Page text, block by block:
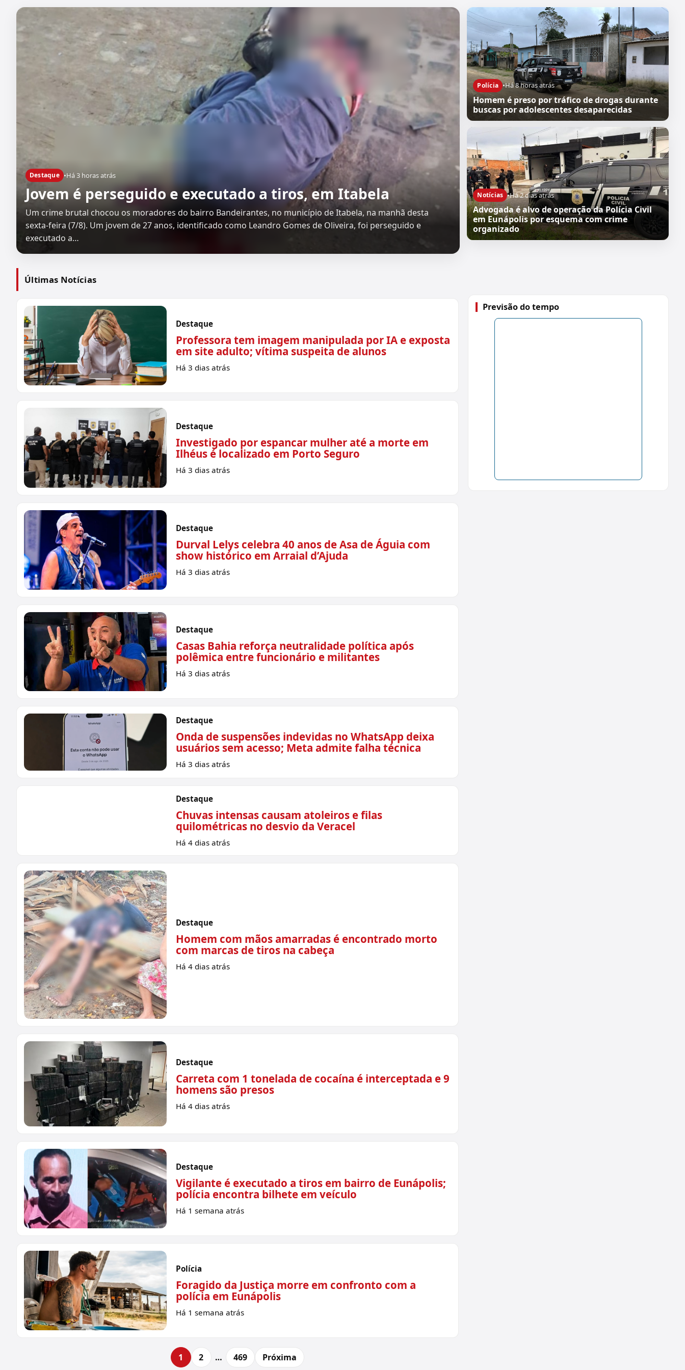
Destaque •Há 3 horas atrás
Jovem é perseguido e executado a tiros, em Itabela
Um crime brutal chocou os moradores do bairro Bandeirantes, no município de Itabela, na manhã desta
sexta-feira (7/8). Um jovem de 27 anos, identificado como Leandro Gomes de Oliveira, foi perseguido e
executado a…
Polícia •Há 8 horas atrás
Homem é preso por tráfico de drogas durante
buscas por adolescentes desaparecidas
Notícias •Há 2 dias atrás
Advogada é alvo de operação da Polícia Civil
em Eunápolis por esquema com crime
organizado
Últimas Notícias
Destaque
Professora tem imagem manipulada por IA e exposta
em site adulto; vítima suspeita de alunos
Há 3 dias atrás
Destaque
Investigado por espancar mulher até a morte em
Ilhéus é localizado em Porto Seguro
Há 3 dias atrás
Destaque
Durval Lelys celebra 40 anos de Asa de Águia com
show histórico em Arraial d’Ajuda
Há 3 dias atrás
Destaque
Casas Bahia reforça neutralidade política após
polêmica entre funcionário e militantes
Há 3 dias atrás
Destaque
Onda de suspensões indevidas no WhatsApp deixa
usuários sem acesso; Meta admite falha técnica
Há 3 dias atrás
Destaque
Chuvas intensas causam atoleiros e filas
quilométricas no desvio da Veracel
Há 4 dias atrás
Destaque
Homem com mãos amarradas é encontrado morto
com marcas de tiros na cabeça
Há 4 dias atrás
Destaque
Carreta com 1 tonelada de cocaína é interceptada e 9
homens são presos
Há 4 dias atrás
Destaque
Vigilante é executado a tiros em bairro de Eunápolis;
polícia encontra bilhete em veículo
Há 1 semana atrás
Polícia
Foragido da Justiça morre em confronto com a
polícia em Eunápolis
Há 1 semana atrás
1 2 … 469 Próxima
Previsão do tempo